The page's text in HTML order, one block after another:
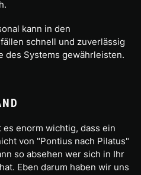
kann in den
schnell und zuverlässig
des Systems gewährleisten.
enorm wichtig, dass ein
von "Pontius nach Pilatus"
so absehen wer sich in Ihr
Eben darum haben wir uns